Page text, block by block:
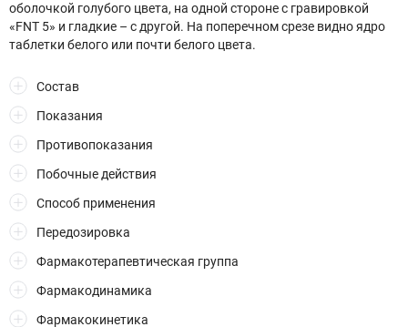
оболочкой голубого цвета, на одной стороне с гравировкой
«FNT 5» и гладкие – с другой. На поперечном срезе видно ядро
таблетки белого или почти белого цвета.
Состав
Показания
Противопоказания
Побочные действия
Способ применения
Передозировка
Фармакотерапевтическая группа
Фармакодинамика
Фармакокинетика